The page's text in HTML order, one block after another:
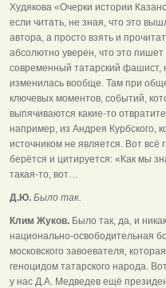
Худякова «Очерки истории
если читать, не зная, что это
автора, а просто взять и
абсолютно уверен, что это
современный татарский фашист,
изменилась вообще. Там при
ключевых моментов, событий,
выпячиваются какие-то
например, из Андрея Курбского,
источником не является. Вот всё
берётся и цитируется: «Как мы
такая-то, вот…
Д.Ю. Было так.
Клим Жуков. Было так, да, и
национально-освободительная
московского завоевателя,
геноцидом татарского народа.
у нас Д.А. Медведев ещё